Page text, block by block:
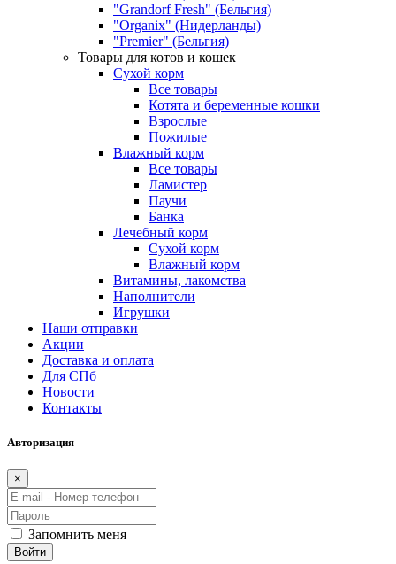
"Grandorf Fresh" (Бельгия)
"Organix" (Нидерланды)
"Premier" (Бельгия)
Товары для котов и кошек
Сухой корм
Все товары
Котята и беременные кошки
Взрослые
Пожилые
Влажный корм
Все товары
Ламистер
Паучи
Банка
Лечебный корм
Сухой корм
Влажный корм
Витамины, лакомства
Наполнители
Игрушки
Наши отправки
Акции
Доставка и оплата
Для СПб
Новости
Контакты
Авторизация
×
Запомнить меня
Войти